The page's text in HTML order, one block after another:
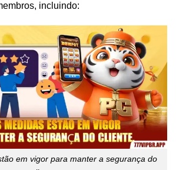
incluindo:
em vigor para manter a segurança do